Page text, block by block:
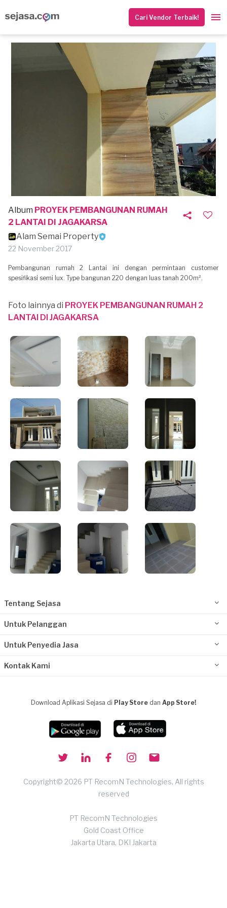
Cari Vendor Terbaik!
Album PROYEK PEMBANGUNAN RUMAH
2 LANTAI DI JAGAKARSA
Alam Semai Property
22 November 2017
Pembangunan rumah 2 Lantai ini dengan permintaan customer
spesifikasi semi lux. Type bangunan 220 dengan luas tanah 200m².
Foto lainnya di PROYEK PEMBANGUNAN RUMAH 2
LANTAI DI JAGAKARSA
Tentang Sejasa
Untuk Pelanggan
Untuk Penyedia Jasa
Kontak Kami
Download Aplikasi Sejasa di Play Store dan App Store!
Copyright© 2026 PT RecomN Technologies, All rights
reserved
PT RecomN Technologies
Gold Coast Office
Jakarta Utara, DKI Jakarta